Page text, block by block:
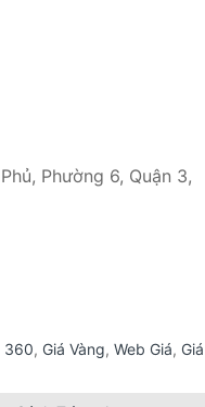
Phường 6, Quận 3,
360, Giá Vàng, Web Giá, Giá